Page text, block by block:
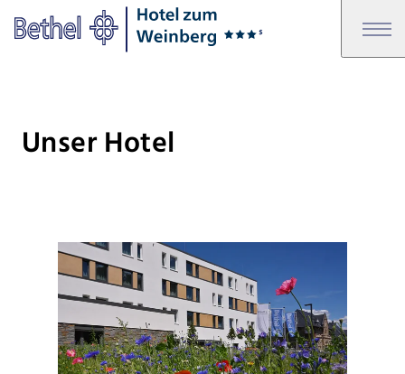
Zum Hauptinhalt springen
Zur Fußzeile springen
Unser Hotel